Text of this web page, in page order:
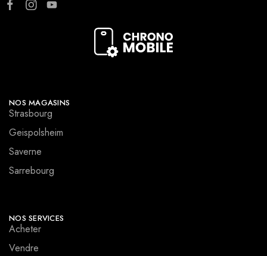
NOS MAGASINS
Strasbourg
Geispolsheim
Saverne
Sarrebourg
NOS SERVICES
Acheter
Vendre